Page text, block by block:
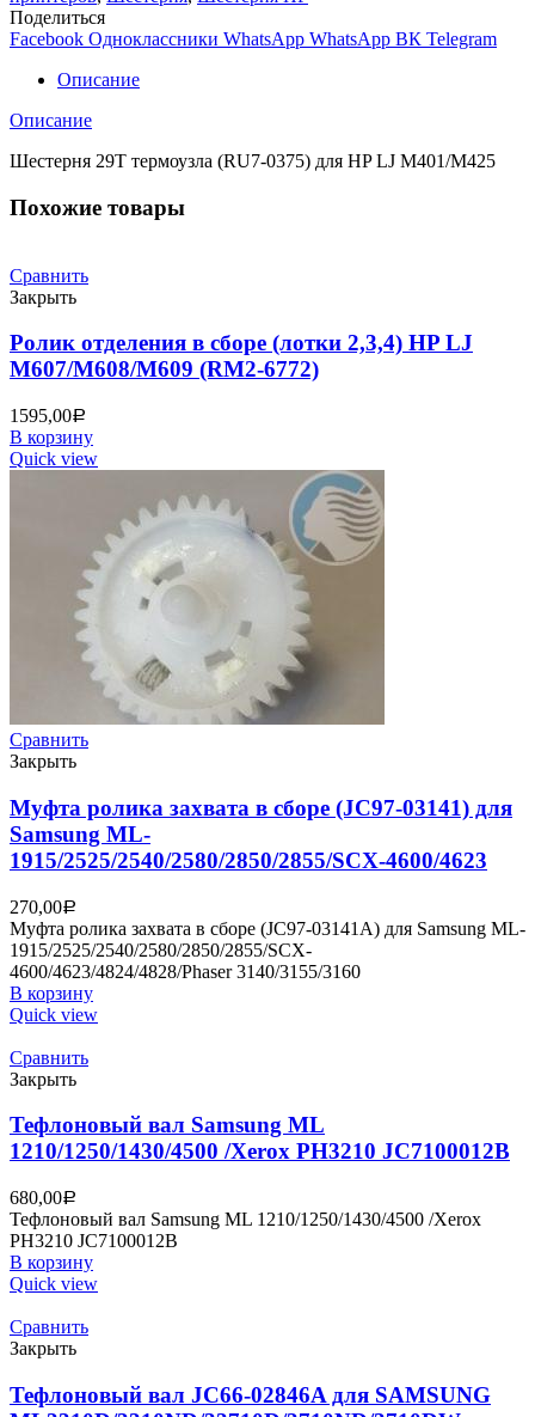
(RU7-
0375)
для
HP
M401/M425
Поделиться
Facebook Одноклассники WhatsApp WhatsApp ВК Telegram
Описание
Описание
Шестерня 29T термоузла (RU7-0375) для HP LJ M401/M425
Похожие товары
Сравнить
Закрыть
Ролик отделения в сборе (лотки 2,3,4) HP LJ
M607/M608/M609 (RM2-6772)
1595,00Р
В корзину
Quick view
Сравнить
Закрыть
Муфта ролика захвата в сборе (JC97-03141) для
Samsung ML-
1915/2525/2540/2580/2850/2855/SCX-4600/4623
270,00Р
Муфта ролика захвата в сборе (JC97-03141A) для Samsung ML-
1915/2525/2540/2580/2850/2855/SCX-
4600/4623/4824/4828/Phaser 3140/3155/3160
В корзину
Quick view
Сравнить
Закрыть
Тефлоновый вал Samsung ML
1210/1250/1430/4500 /Xerox PH3210 JC7100012B
680,00Р
Тефлоновый вал Samsung ML 1210/1250/1430/4500 /Xerox
PH3210 JC7100012B
В корзину
Quick view
Сравнить
Закрыть
Тефлоновый вал JC66-02846A для SAMSUNG